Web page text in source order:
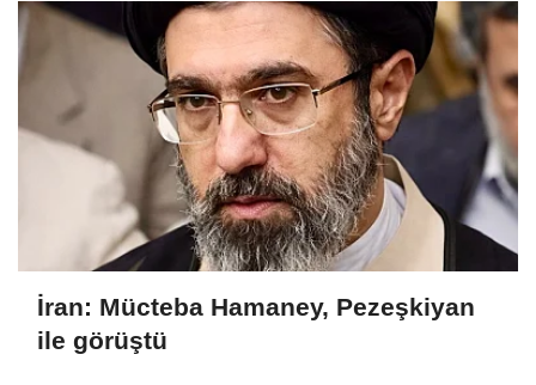
İran: Mücteba Hamaney, Pezeşkiyan
ile görüştü